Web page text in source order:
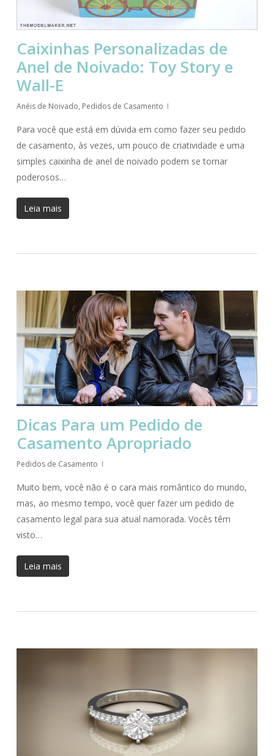
Caixinhas Personalizadas de
Anel de Noivado: Toy Story e
Wall-E
Anéis de Noivado, Pedidos de Casamento
Para você que está em dúvida em como fazer seu pedido
de casamento, às vezes, um pouco de criatividade e uma
simples caixinha de anel de noivado podem se tornar
poderosos…
Leia mais
Dicas Para um Pedido de
Casamento Apropriado
Pedidos de Casamento
Muito bem, você não é o cara mais romântico do mundo,
mas, ao mesmo tempo, você quer fazer um pedido de
casamento legal para sua atual namorada. Vocês têm
visto…
Leia mais